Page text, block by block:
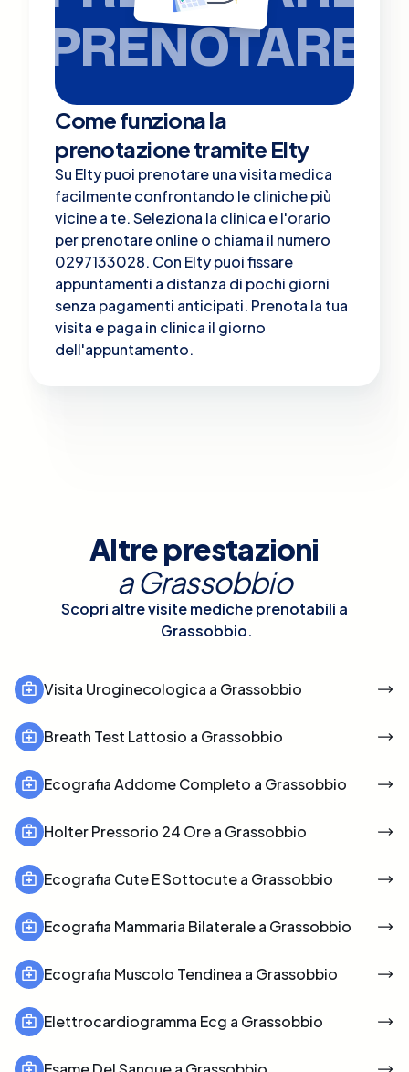
PRENOTARE
Come funziona la
prenotazione tramite Elty
Su Elty puoi prenotare una visita medica
facilmente confrontando le cliniche più
vicine a te. Seleziona la clinica e l'orario
per prenotare online o chiama il numero
0297133028. Con Elty puoi fissare
appuntamenti a distanza di pochi giorni
senza pagamenti anticipati. Prenota la tua
visita e paga in clinica il giorno
dell'appuntamento.
Altre prestazioni
aGrassobbio
Scopri altre visite mediche prenotabili a
Grassobbio.
Visita Uroginecologica a Grassobbio
Breath Test Lattosio a Grassobbio
Ecografia Addome Completo a Grassobbio
Holter Pressorio 24 Ore a Grassobbio
Ecografia Cute E Sottocute a Grassobbio
Ecografia Mammaria Bilaterale a Grassobbio
Ecografia Muscolo Tendinea a Grassobbio
Elettrocardiogramma Ecg a Grassobbio